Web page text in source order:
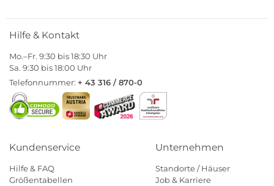
Hilfe & Kontakt
Mo.–Fr. 9:30 bis 18:30 Uhr
Sa. 9:30 bis 18:00 Uhr
Telefonnummer: + 43 316 / 870-0
Kundenservice
Hilfe & FAQ
Größentabellen
Unternehmen
Standorte / Häuser
Job & Karriere